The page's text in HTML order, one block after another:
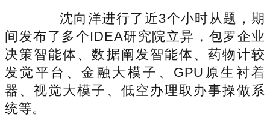
沈向洋进行了近3个小时从题，期
间发布了多个IDEA研究院立异，包罗企业
决策智能体、数据阐发智能体、药物计较
发觉平台、金融大模子、GPU原生衬着
器、视觉大模子、低空办理取办事操做系
统等。